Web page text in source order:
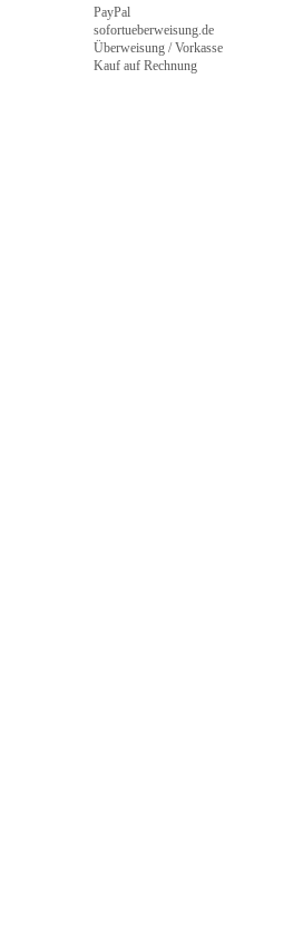
PayPal
sofortueberweisung.de
Überweisung / Vorkasse
Kauf auf Rechnung